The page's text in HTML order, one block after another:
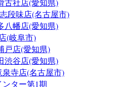
古社店(愛知県)
段味店(名古屋市)
八幡店(愛知県)
(岐阜市)
戸店(愛知県)
渋谷店(愛知県)
寺店(名古屋市)
ター第1期